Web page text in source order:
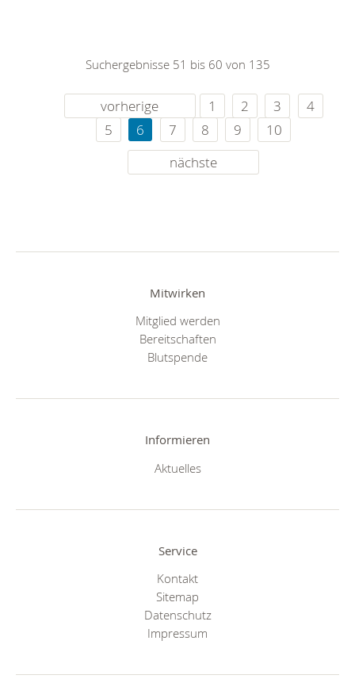
Suchergebnisse 51 bis 60 von 135
vorherige 1 2 3
4
5
6 7 8 9
10
nächste
Mitwirken
Mitglied werden
Bereitschaften
Blutspende
Informieren
Aktuelles
Service
Kontakt
Sitemap
Datenschutz
Impressum